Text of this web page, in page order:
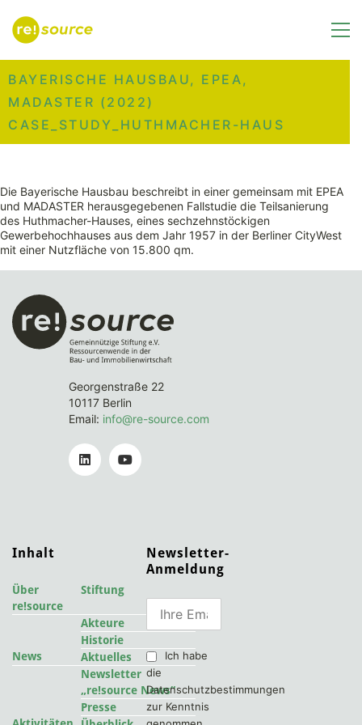
BAYERISCHE HAUSBAU, EPEA,
MADASTER (2022)
CASE_STUDY_HUTHMACHER-HAUS
Die Bayerische Hausbau beschreibt in einer gemeinsam mit EPEA
und MADASTER herausgegebenen Fallstudie die Teilsanierung
des Huthmacher-Hauses, eines sechzehnstöckigen
Gewerbehochhauses aus dem Jahr 1957 in der Berliner CityWest
mit einer Nutzfläche von 15.800 qm.
Georgenstraße 22
10117 Berlin
Email: info@re-source.com
Inhalt
Über
re!source
Stiftung
Akteure
Historie
News
Aktuelles
Newsletter
„re!source News“
Presse
Newsletter-
Anmeldung
Ich habe
die
Datenschutzbestimmungen
zur Kenntnis